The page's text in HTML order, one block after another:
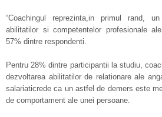
“Coachingul reprezinta,in primul rand,
abilitatilor si competentelor profesionale
57% dintre respondenti.
Pentru 28% dintre participantii la studiu,
dezvoltarea abilitatilor de relationare ale
salariaticrede ca un astfel de demers este
de comportament ale unei persoane.